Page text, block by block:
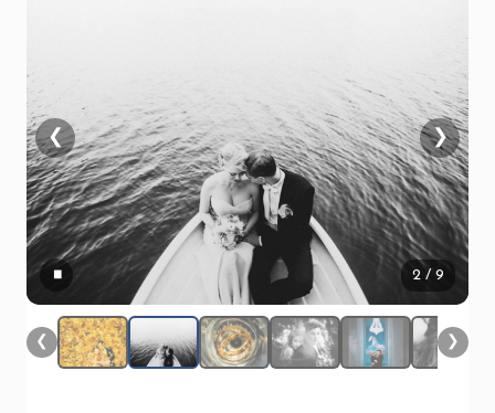
❮ ❯
2 / 9
▮▮
❮ ❯